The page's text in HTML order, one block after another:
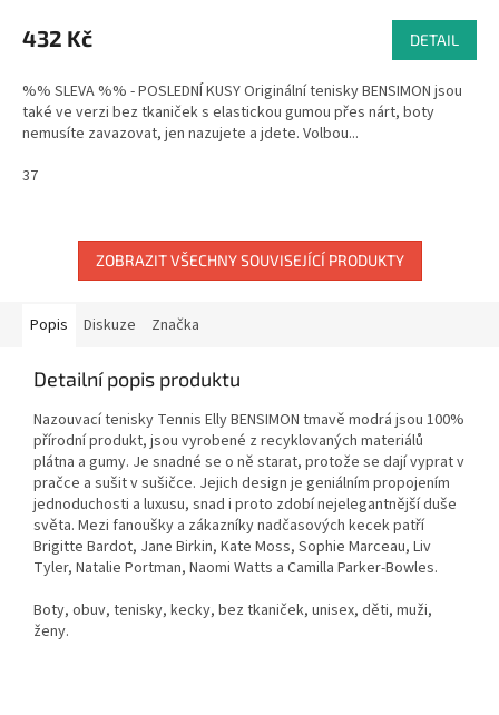
432 Kč DETAIL
%% SLEVA %% - POSLEDNÍ KUSY Originální tenisky BENSIMON jsou
také ve verzi bez tkaniček s elastickou gumou přes nárt, boty
nemusíte zavazovat, jen nazujete a jdete. Volbou...
37
ZOBRAZIT VŠECHNY SOUVISEJÍCÍ PRODUKTY
Popis Diskuze Značka
Detailní popis produktu
Nazouvací tenisky Tennis Elly BENSIMON tmavě modrá jsou 100%
přírodní produkt, jsou vyrobené z recyklovaných materiálů
plátna a gumy. Je snadné se o ně starat, protože se dají vyprat v
pračce a sušit v sušičce. Jejich design je geniálním propojením
jednoduchosti a luxusu, snad i proto zdobí nejelegantnější duše
světa. Mezi fanoušky a zákazníky nadčasových kecek patří
Brigitte Bardot, Jane Birkin, Kate Moss, Sophie Marceau, Liv
Tyler, Natalie Portman, Naomi Watts a Camilla Parker-Bowles.
Boty, obuv, tenisky, kecky, bez tkaniček, unisex, děti, muži,
ženy.